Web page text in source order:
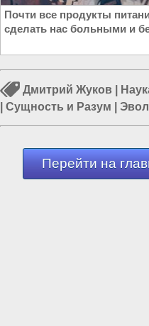
Почти все продукты
сделать нас больными и
Дмитрий Жуков
Сущность и Разум
Просвещение знанием|
Перейти на